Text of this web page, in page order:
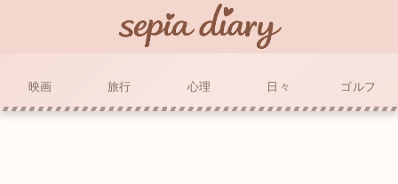
映画 旅行 心理 日々 ゴルフ